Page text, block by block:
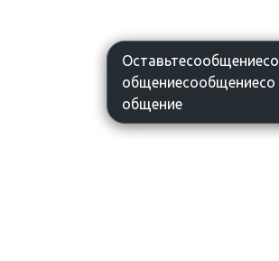
Оставьтесообщениесо
общениесообщениесо
общение